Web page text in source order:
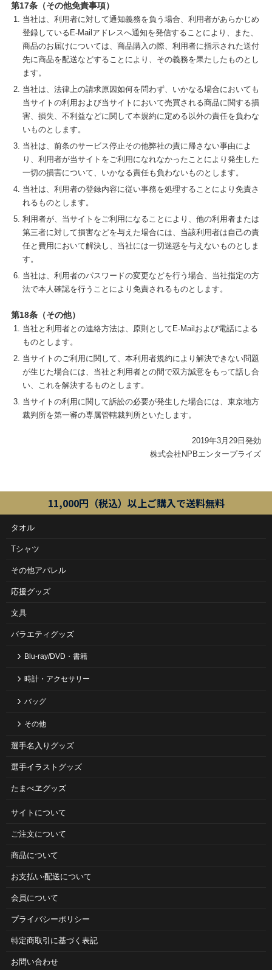
第17条（その他免責事項）
当社は、利用者に対して通知義務を負う場合、利用者があらかじめ
登録しているE-Mailアドレスへ通知を発信することにより、また、
商品のお届けについては、商品購入の際、利用者に指示された送付
先に商品を配送などすることにより、その義務を果たしたものとし
ます。
当社は、法律上の請求原因如何を問わず、いかなる場合においても
当サイトの利用および当サイトにおいて売買される商品に関する損
害、損失、不利益などに関して本規約に定める以外の責任を負わな
いものとします。
当社は、前条のサービス停止その他弊社の責に帰さない事由によ
り、利用者が当サイトをご利用になれなかったことにより発生した
一切の損害について、いかなる責任も負わないものとします。
当社は、利用者の登録内容に従い事務を処理することにより免責さ
れるものとします。
利用者が、当サイトをご利用になることにより、他の利用者または
第三者に対して損害などを与えた場合には、当該利用者は自己の責
任と費用において解決し、当社には一切迷惑を与えないものとしま
す。
当社は、利用者のパスワードの変更などを行う場合、当社指定の方
法で本人確認を行うことにより免責されるものとします。
第18条（その他）
当社と利用者との連絡方法は、原則としてE-Mailおよび電話による
ものとします。
当サイトのご利用に関して、本利用者規約により解決できない問題
が生じた場合には、当社と利用者との間で双方誠意をもって話し合
い、これを解決するものとします。
当サイトの利用に関して訴訟の必要が発生した場合には、東京地方
裁判所を第一審の専属管轄裁判所といたします。
2019年3月29日発効
株式会社NPBエンタープライズ
11,000円（税込）以上ご購入で送料無料
タオル
Tシャツ
その他アパレル
応援グッズ
文具
バラエティグッズ
Blu-ray/DVD・書籍
時計・アクセサリー
バッグ
その他
選手名入りグッズ
選手イラストグッズ
たまべヱグッズ
サイトについて
ご注⽂について
商品について
お⽀払い‧配送について
会員について
プライバシーポリシー
特定商取引に基づく表記
お問い合わせ